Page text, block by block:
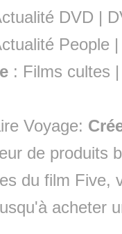
DVD |
People
: Films cultes
Voyage:
de produits
du film Five,
acheter